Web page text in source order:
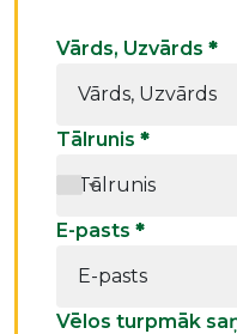
Vārds, Uzvārds *
Tālrunis *
E-pasts *
Vēlos turpmāk